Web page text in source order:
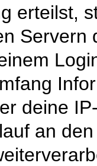
erteilst,
Servern
deine
an